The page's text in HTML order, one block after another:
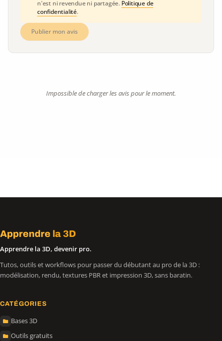
n'est ni revendue ni partagée. Politique de
confidentialité.
Publier mon avis
Impossible de charger les avis pour le moment.
Apprendre la 3D
Apprendre la 3D, devenir pro.
Tutos, outils et workflows pour passer du débutant au pro de la 3D :
modélisation, rendu, textures PBR et impression 3D, sans baratin.
CATÉGORIES
Bases 3D
Outils gratuits